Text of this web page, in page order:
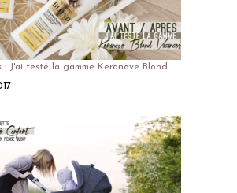
: J'ai testé la gamme Keranove Blond